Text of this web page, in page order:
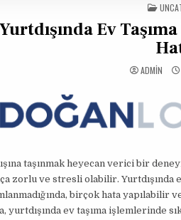
IN
Yurtdışında Ev
ADMIN
taşınmak heyecan verici bir
zorlu ve stresli olabilir. Yurtdışında
birçok hata yapılabilir
yurtdışında ev taşıma işlemlerinde